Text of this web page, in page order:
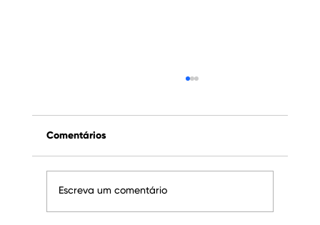
Comentários
Escreva um comentário